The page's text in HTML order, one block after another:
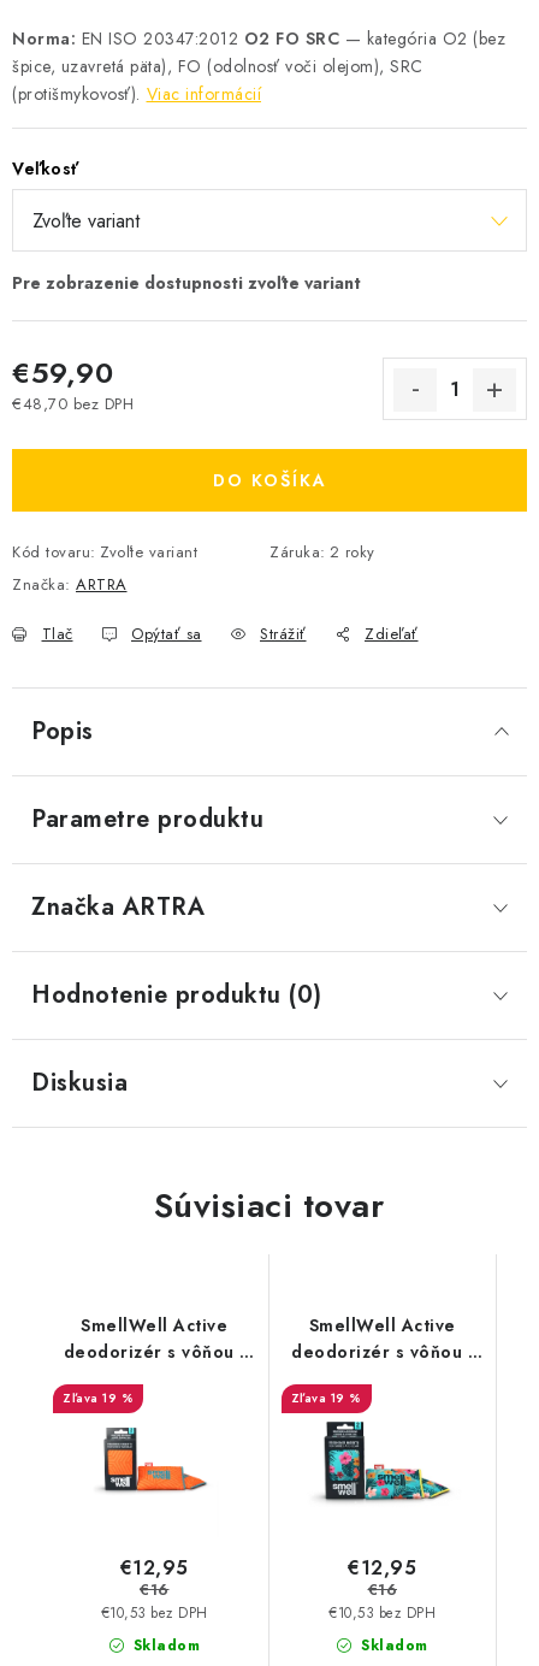
Norma: EN ISO 20347:2012 O2 FO SRC — kategória O2 (bez
špice, uzavretá päta), FO (odolnosť voči olejom), SRC
(protišmykovosť). Viac informácií
Veľkosť
€59,90
€48,70 bez DPH
DO KOŠÍKA
Kód tovaru: Zvoľte variant Záruka: 2 roky
Značka: ARTRA
Tlač Opýtať sa Strážiť Zdieľať
Popis
Parametre produktu
Značka ARTRA
Hodnotenie produktu (0)
Diskusia
Súvisiaci tovar
SmellWell Active
deodorizér s vôňou -
Geometric Orange
19 %
Skladom
€10,53 bez DPH
€12,95
€16
SmellWell Active
deodorizér s vôňou -
Tropical Blue
19 %
Skladom
€10,53 bez DPH
€12,95
€16